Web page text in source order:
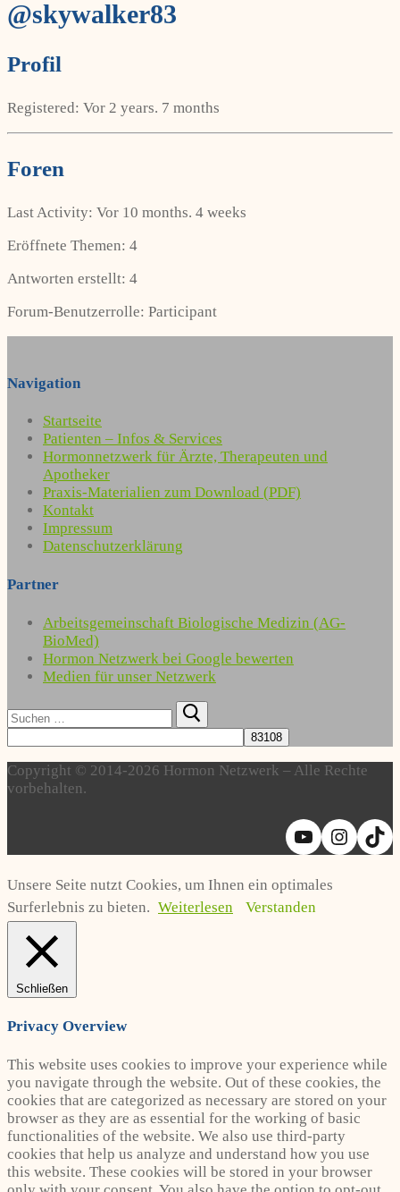
@skywalker83
Profil
Registered: Vor 2 years. 7 months
Foren
Last Activity: Vor 10 months. 4 weeks
Eröffnete Themen: 4
Antworten erstellt: 4
Forum-Benutzerrolle: Participant
Navigation
Startseite
Patienten – Infos & Services
Hormonnetzwerk für Ärzte, Therapeuten und
Apotheker
Praxis-Materialien zum Download (PDF)
Kontakt
Impressum
Datenschutzerklärung
Partner
Arbeitsgemeinschaft Biologische Medizin (AG-
BioMed)
Hormon Netzwerk bei Google bewerten
Medien für unser Netzwerk
Suchen
nach:
Copyright © 2014-2026 Hormon Netzwerk – Alle Rechte
vorbehalten.
YouTube
Unsere Seite nutzt Cookies, um Ihnen ein optimales
Surferlebnis zu bieten. Weiterlesen Verstanden
Schließen
Privacy Overview
This website uses cookies to improve your experience while
you navigate through the website. Out of these cookies, the
cookies that are categorized as necessary are stored on your
browser as they are as essential for the working of basic
functionalities of the website. We also use third-party
cookies that help us analyze and understand how you use
this website. These cookies will be stored in your browser